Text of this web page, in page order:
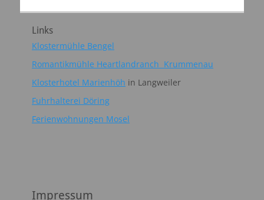
Links
Klostermühle Bengel
Romantikmühle Heartlandranch Krummenau
Klosterhotel Marienhöh in Langweiler
Fuhrhalterei Döring
Ferienwohnungen Mosel
Impressum